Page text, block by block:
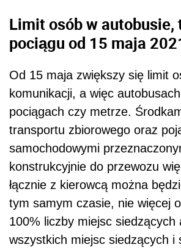
Limit osób w autobusie,
pociągu od 15 maja
Od 15 maja zwiększy się limit
komunikacji, a więc
pociągach czy metrze.
transportu zbiorowego oraz
samochodowymi
konstrukcyjnie do przewozu
łącznie z kierowcą można
tym samym czasie, nie więcej
100% liczby miejsc siedzących
wszystkich miejsc siedzących i